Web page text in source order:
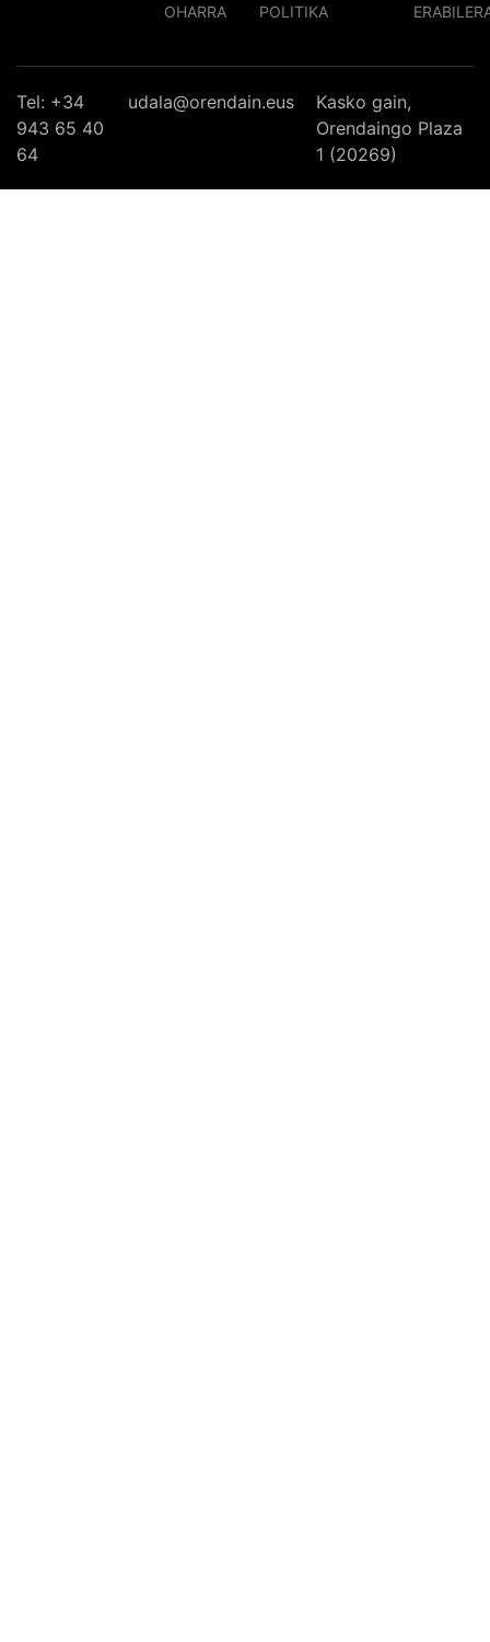
OHARRA
POLITIKA
Tel: +34
943 65 40
64
udala@orendain.eus
Kasko gain,
Orendaingo Plaza
1 (20269)